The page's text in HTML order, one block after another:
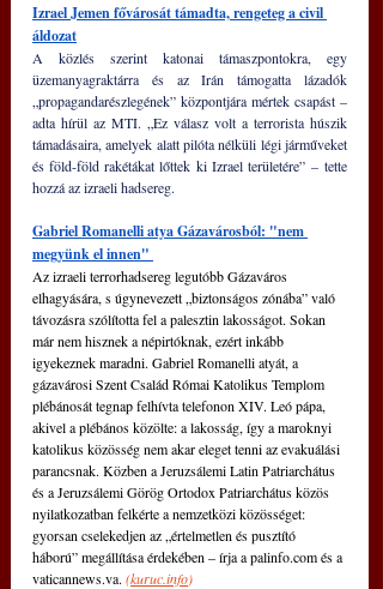
Izrael Jemen fővárosát támadta, rengeteg a civil
áldozat
A közlés szerint katonai támaszpontokra, egy
üzemanyagraktárra és az Irán támogatta lázadók
„propagandarészlegének” központjára mértek csapást –
adta hírül az MTI. „Ez válasz volt a terrorista húszik
támadásaira, amelyek alatt pilóta nélküli légi járműveket
és föld-föld rakétákat lőttek ki Izrael területére” – tette
hozzá az izraeli hadsereg.
Gabriel Romanelli atya Gázavárosból: "nem
megyünk el innen"
Az izraeli terrorhadsereg legutóbb Gázaváros
elhagyására, s úgynevezett „biztonságos zónába” való
távozásra szólította fel a palesztin lakosságot. Sokan
már nem hisznek a népirtóknak, ezért inkább
igyekeznek maradni. Gabriel Romanelli atyát, a
gázavárosi Szent Család Római Katolikus Templom
plébánosát tegnap felhívta telefonon XIV. Leó pápa,
akivel a plébános közölte: a lakosság, így a maroknyi
katolikus közösség nem akar eleget tenni az evakuálási
parancsnak. Közben a Jeruzsálemi Latin Patriarchátus
és a Jeruzsálemi Görög Ortodox Patriarchátus közös
nyilatkozatban felkérte a nemzetközi közösséget:
gyorsan cselekedjen az „értelmetlen és pusztító
háború” megállítása érdekében – írja a palinfo.com és a
vaticannews.va. (kuruc.info)